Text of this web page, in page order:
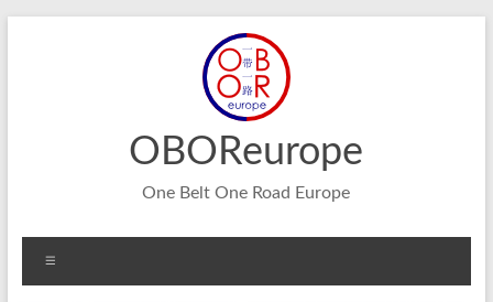
OBOReurope
One Belt One Road Europe